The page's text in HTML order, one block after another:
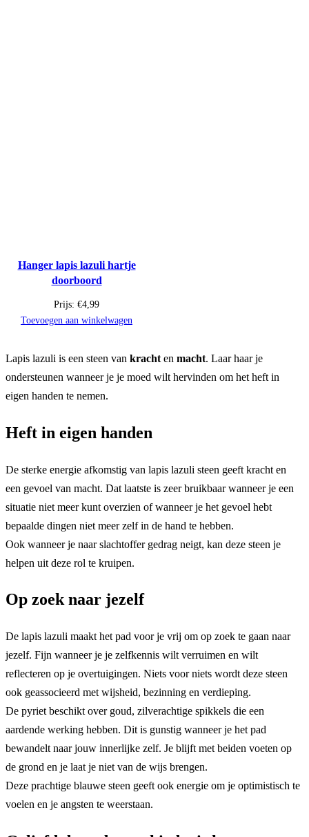
Hanger lapis lazuli hartje
doorboord
Prijs: €4,99
Toevoegen aan winkelwagen
Lapis lazuli is een steen van kracht en macht. Laar haar je
ondersteunen wanneer je je moed wilt hervinden om het heft in
eigen handen te nemen.
Heft in eigen handen
De sterke energie afkomstig van lapis lazuli steen geeft kracht en
een gevoel van macht. Dat laatste is zeer bruikbaar wanneer je een
situatie niet meer kunt overzien of wanneer je het gevoel hebt
bepaalde dingen niet meer zelf in de hand te hebben.
Ook wanneer je naar slachtoffer gedrag neigt, kan deze steen je
helpen uit deze rol te kruipen.
Op zoek naar jezelf
De lapis lazuli maakt het pad voor je vrij om op zoek te gaan naar
jezelf. Fijn wanneer je je zelfkennis wilt verruimen en wilt
reflecteren op je overtuigingen. Niets voor niets wordt deze steen
ook geassocieerd met wijsheid, bezinning en verdieping.
De pyriet beschikt over goud, zilverachtige spikkels die een
aardende werking hebben. Dit is gunstig wanneer je het pad
bewandelt naar jouw innerlijke zelf. Je blijft met beiden voeten op
de grond en je laat je niet van de wijs brengen.
Deze prachtige blauwe steen geeft ook energie om je optimistisch te
voelen en je angsten te weerstaan.